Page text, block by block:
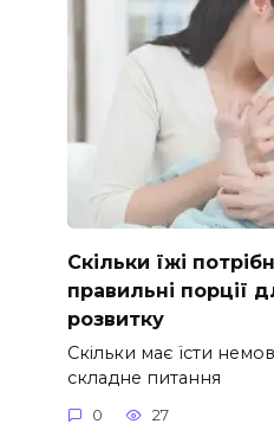
Скільки їжі
правильні порції
розвитку
Скільки має їсти
складне питання
0 27